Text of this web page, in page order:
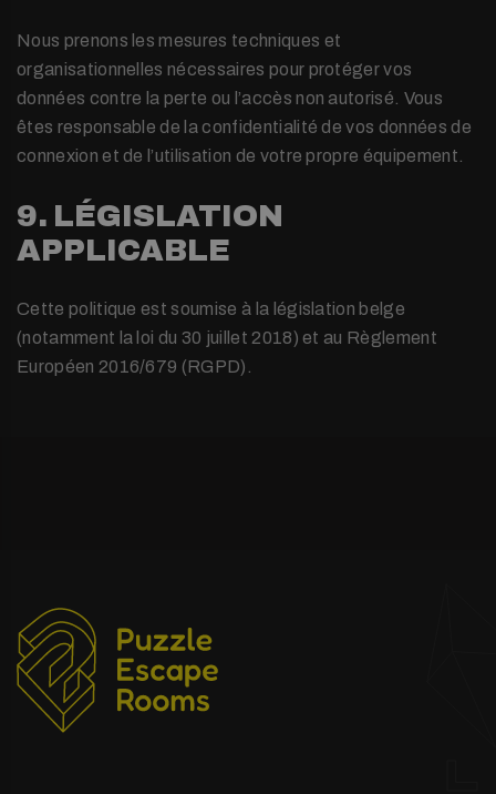
Nous prenons les mesures techniques et
organisationnelles nécessaires pour protéger vos
données contre la perte ou l’accès non autorisé. Vous
êtes responsable de la confidentialité de vos données de
connexion et de l’utilisation de votre propre équipement.
9. LÉGISLATION
APPLICABLE
Cette politique est soumise à la législation belge
(notamment la loi du 30 juillet 2018) et au Règlement
Européen 2016/679 (RGPD).